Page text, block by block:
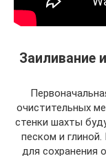
Заиливание
очистительных
стенки шахты
песком и
для сохранения